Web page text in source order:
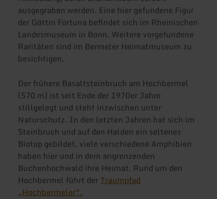
ausgegraben werden. Eine hier gefundene Figur
der Göttin Fortuna befindet sich im Rheinischen
Landesmuseum in Bonn. Weitere vorgefundene
Raritäten sind im Bermeler Heimatmuseum zu
besichtigen.
Der frühere Basaltsteinbruch am Hochbermel
(570 m) ist seit Ende der 1970er Jahre
stillgelegt und steht inzwischen unter
Naturschutz. In den letzten Jahren hat sich im
Steinbruch und auf den Halden ein seltenes
Biotop gebildet, viele verschiedene Amphibien
haben hier und in dem angrenzenden
Buchenhochwald ihre Heimat. Rund um den
Hochbermel führt derTraumpfad
„Hochbermeler“.